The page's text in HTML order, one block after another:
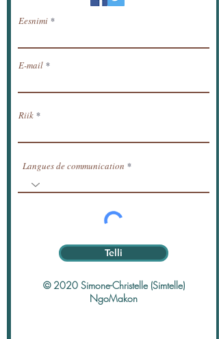
Uudiskiri / saada uudised meili teel.
Eesnimi
E-mail
Riik
Langues de communication
Telli
© 2020 Simone-Christelle (Simtelle)
NgoMakon